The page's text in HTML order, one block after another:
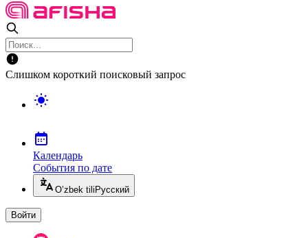
Слишком короткий поисковый запрос
Календарь
События по дате
O’zbek tili Русский
Войти